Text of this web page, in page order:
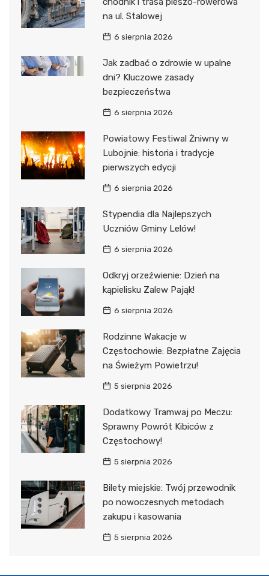
na ul. Stalowej
6 sierpnia 2026
Jak zadbać o zdrowie w upalne
dni? Kluczowe zasady
bezpieczeństwa
6 sierpnia 2026
Powiatowy Festiwal Żniwny w
Lubojnie: historia i tradycje
pierwszych edycji
6 sierpnia 2026
Stypendia dla Najlepszych
Uczniów Gminy Lelów!
6 sierpnia 2026
Odkryj orzeźwienie: Dzień na
kąpielisku Zalew Pająk!
6 sierpnia 2026
Rodzinne Wakacje w
Częstochowie: Bezpłatne Zajęcia
na Świeżym Powietrzu!
5 sierpnia 2026
Dodatkowy Tramwaj po Meczu:
Sprawny Powrót Kibiców z
Częstochowy!
5 sierpnia 2026
Bilety miejskie: Twój przewodnik
po nowoczesnych metodach
zakupu i kasowania
5 sierpnia 2026